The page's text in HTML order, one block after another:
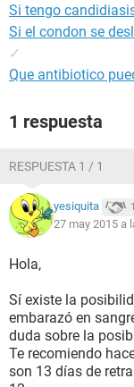
Si tengo
Si el condon se
✓
Que antibiotico
1 respuesta
RESPUESTA 1 / 1
yesiquita
27 may 2015 a
Hola,
Sí existe la
embarazó en
duda sobre la
Te recomiendo
son 13 días de